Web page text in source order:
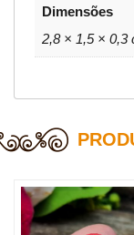
Dimensões
2,8 × 1,5 × 0,3